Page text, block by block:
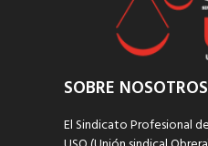
SOBRE NOSOTROS
El Sindicato Profesional